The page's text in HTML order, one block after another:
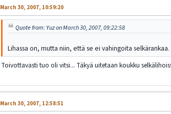
March 30, 2007, 10:59:20
Quote from: Yuz on March 30, 2007, 09:22:58
Lihassa on, mutta niin, että se ei vahingoita
Toivottavasti tuo oli vitsi... Täkyä uitetaan koukku
March 30, 2007, 12:58:51